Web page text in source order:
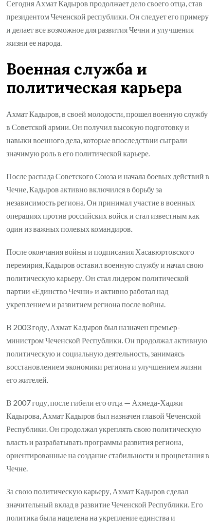
Сегодня Ахмат Кадыров продолжает дело своего отца, став
президентом Чеченской республики. Он следует его примеру
и делает все возможное для развития Чечни и улучшения
жизни ее народа.
Военная служба и
политическая карьера
Ахмат Кадыров, в своей молодости, прошел военную службу
в Советской армии. Он получил высокую подготовку и
навыки военного дела, которые впоследствии сыграли
значимую роль в его политической карьере.
После распада Советского Союза и начала боевых действий в
Чечне, Кадыров активно включился в борьбу за
независимость региона. Он принимал участие в военных
операциях против российских войск и стал известным как
один из важных полевых командиров.
После окончания войны и подписания Хасавюртовского
перемирия, Кадыров оставил военную службу и начал свою
политическую карьеру. Он стал лидером политической
партии «Единство Чечни» и активно работал над
укреплением и развитием региона после войны.
В 2003 году, Ахмат Кадыров был назначен премьер-
министром Чеченской Республики. Он продолжал активную
политическую и социальную деятельность, занимаясь
восстановлением экономики региона и улучшением жизни
его жителей.
В 2007 году, после гибели его отца — Ахмеда-Хаджи
Кадырова, Ахмат Кадыров был назначен главой Чеченской
Республики. Он продолжал укреплять свою политическую
власть и разрабатывать программы развития региона,
ориентированные на создание стабильности и процветания в
Чечне.
За свою политическую карьеру, Ахмат Кадыров сделал
значительный вклад в развитие Чеченской Республики. Его
политика была нацелена на укрепление единства и